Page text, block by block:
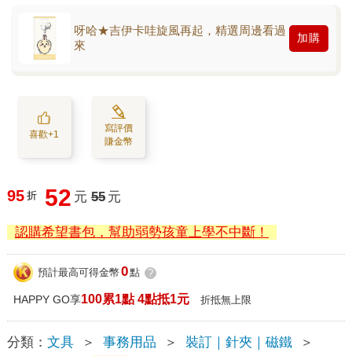
呀哈★吉伊卡哇旋風再起，精選周邊看過
來
加購
喜歡+1
寫評價
賺金幣
95 折 52 元 55 元
認購希望書包，幫助弱勢孩童上學不中斷！
預計最高可得金幣 0點 ?
HAPPY GO享100累1點 4點抵1元 折抵無上限
分類： 文具 ＞ 事務用品 ＞ 裝訂｜針夾｜磁鐵
＞